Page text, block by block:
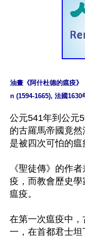
油畫《阿什杜德的瘟疫
n (1594-1665), 法國1630
公元541年到公元
的古羅馬帝國竟
是被四次可怕的瘟
《聖徒傳》的作
疫，而教會歷史
瘟疫。
在第一次瘟疫中
一，在首都君士坦